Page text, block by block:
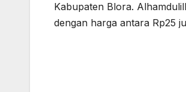
Kabupaten Blora.
dengan harga antara Rp25